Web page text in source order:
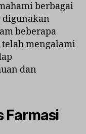
berbagai
digunakan
beberapa
mengalami
dan
Farmasi